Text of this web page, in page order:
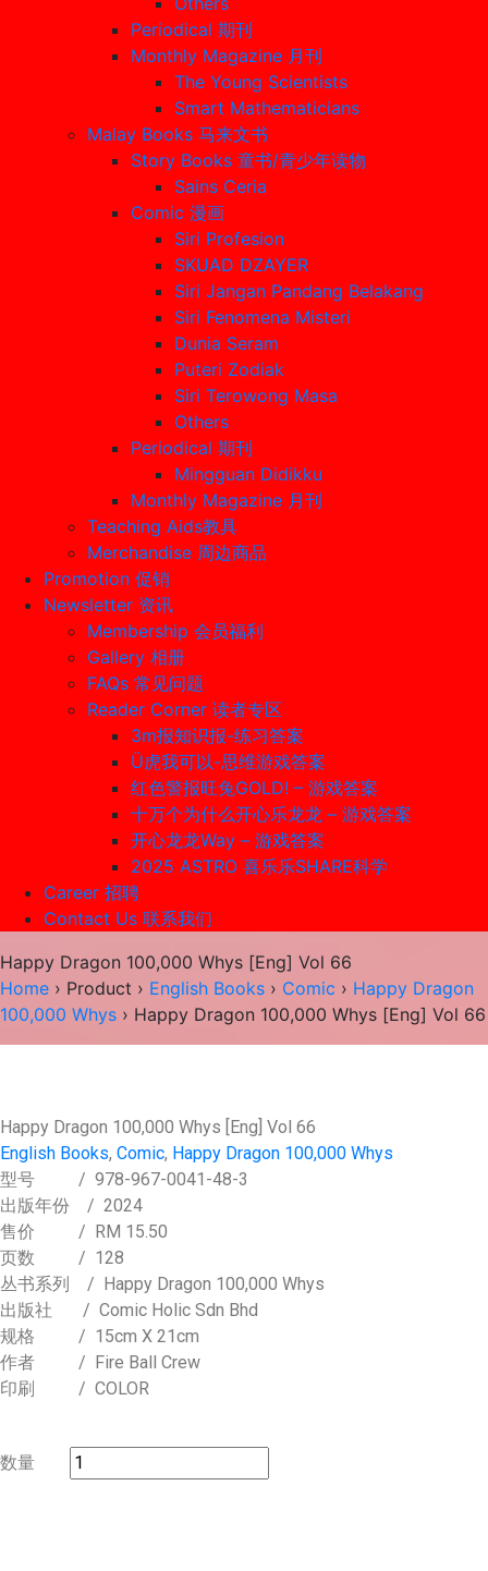
Periodical 期刊
Monthly Magazine 月刊
The Young Scientists
Smart Mathematicians
Malay Books 马来文书
Story Books 童书/青少年读物
Sains Ceria
Comic 漫画
Siri Profesion
SKUAD DZAYER
Siri Jangan Pandang Belakang
Siri Fenomena Misteri
Dunia Seram
Puteri Zodiak
Siri Terowong Masa
Others
Periodical 期刊
Mingguan Didikku
Monthly Magazine 月刊
Teaching Aids教具
Merchandise 周边商品
Promotion 促销
Newsletter 资讯
Membership 会员福利
Gallery 相册
FAQs 常见问题
Reader Corner 读者专区
3m报知识报-练习答案
Ü虎我可以-思维游戏答案
红色警报旺兔GOLD! – 游戏答案
十万个为什么开心乐龙龙 – 游戏答案
开心龙龙Way – 游戏答案
2025 ASTRO 喜乐乐SHARE科学
Career 招聘
Contact Us 联系我们
Happy Dragon 100,000 Whys [Eng] Vol 66
Home › Product › English Books › Comic › Happy Dragon
100,000 Whys › Happy Dragon 100,000 Whys [Eng] Vol 66
Happy Dragon 100,000 Whys [Eng] Vol 66
English Books, Comic, Happy Dragon 100,000 Whys
型号 / 978-967-0041-48-3
出版年份 / 2024
售价 / RM 15.50
页数 / 128
丛书系列 / Happy Dragon 100,000 Whys
出版社 / Comic Holic Sdn Bhd
规格 / 15cm X 21cm
作者 / Fire Ball Crew
印刷 / COLOR
数量